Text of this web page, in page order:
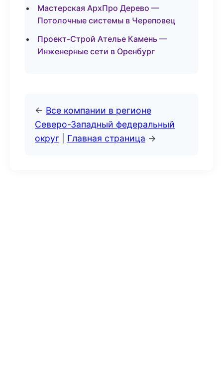
Мастерская АрхПро Дерево —
Потолочные системы в Череповец
Проект-Строй Ателье Камень —
Инженерные сети в Оренбург
← Все компании в регионе
Северо-Западный федеральный
округ
Главная страница →